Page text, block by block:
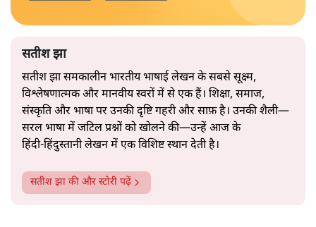
सतीश झा
सतीश झा समकालीन भारतीय भाषाई लेखन के सबसे सूक्ष्म,
विश्लेषणात्मक और मानवीय स्वरों में से एक हैं। शिक्षा, समाज,
संस्कृति और भाषा पर उनकी दृष्टि गहरी और साफ़ है। उनकी शैली—
सरल भाषा में जटिल प्रश्नों को खोलने की—उन्हें आज के
हिंदी‑हिंदुस्तानी लेखन में एक विशिष्ट स्थान देती है।
सतीश झा की और स्टोरी पढ़ें